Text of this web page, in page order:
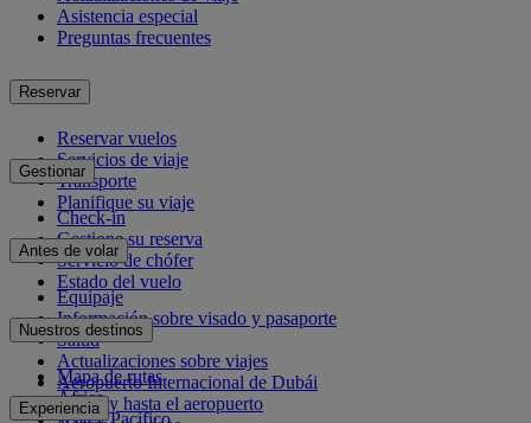
Asistencia especial
Preguntas frecuentes
Reservar
Reservar vuelos
Servicios de viaje
Transporte
Planifique su viaje
Gestionar
Check-in
Gestione su reserva
Servicio de chófer
Estado del vuelo
Antes de volar
Equipaje
Información sobre visado y pasaporte
Salud
Actualizaciones sobre viajes
Aeropuerto Internacional de Dubái
Desde y hasta el aeropuerto
Nuestros destinos
Mapa de rutas
África
Asia y Pacífico
Experiencia